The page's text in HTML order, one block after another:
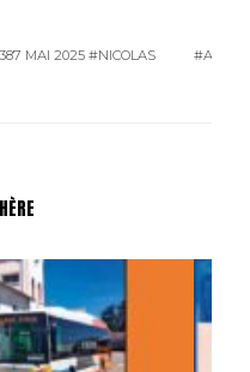
MAI 2025 #NICOLAS